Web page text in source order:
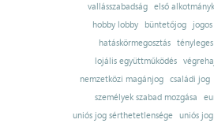
vallásszabadság
első
hobby lobby
büntetőjog
hatáskörmegosztás
lojális együttműködés
nemzetközi magánjog
családi jog
személyek szabad mozgása
uniós jog sérthetetlensége uniós